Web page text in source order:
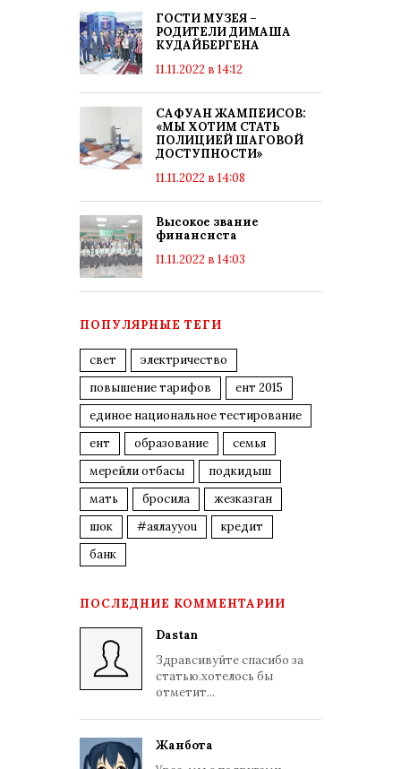
ГОСТИ МУЗЕЯ –
РОДИТЕЛИ ДИМАША
КУДАЙБЕРГЕНА
11.11.2022 в 14:12
САФУАН ЖАМПЕИСОВ:
«МЫ ХОТИМ СТАТЬ
ПОЛИЦИЕЙ ШАГОВОЙ
ДОСТУПНОСТИ»
11.11.2022 в 14:08
Высокое звание
финансиста
11.11.2022 в 14:03
ПОПУЛЯРНЫЕ ТЕГИ
свет
электричество
повышение тарифов
ент 2015
единое национальное тестирование
ент
образование
семья
мерейли отбасы
подкидыш
мать
бросила
жезказган
шок
#аялауyou
кредит
банк
ПОСЛЕДНИЕ КОММЕНТАРИИ
Dastan
Здравсивуйте спасибо за
статью.хотелось бы
отметит...
Жанбота